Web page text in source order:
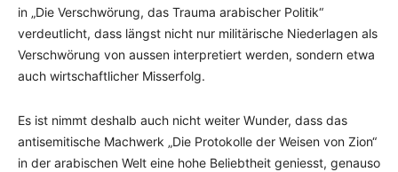
in „Die Verschwörung, das Trauma arabischer Politik“
verdeutlicht, dass längst nicht nur militärische Niederlagen als
Verschwörung von aussen interpretiert werden, sondern etwa
auch wirtschaftlicher Misserfolg.
Es ist nimmt deshalb auch nicht weiter Wunder, dass das
antisemitische Machwerk „Die Protokolle der Weisen von Zion“
in der arabischen Welt eine hohe Beliebtheit geniesst, genauso